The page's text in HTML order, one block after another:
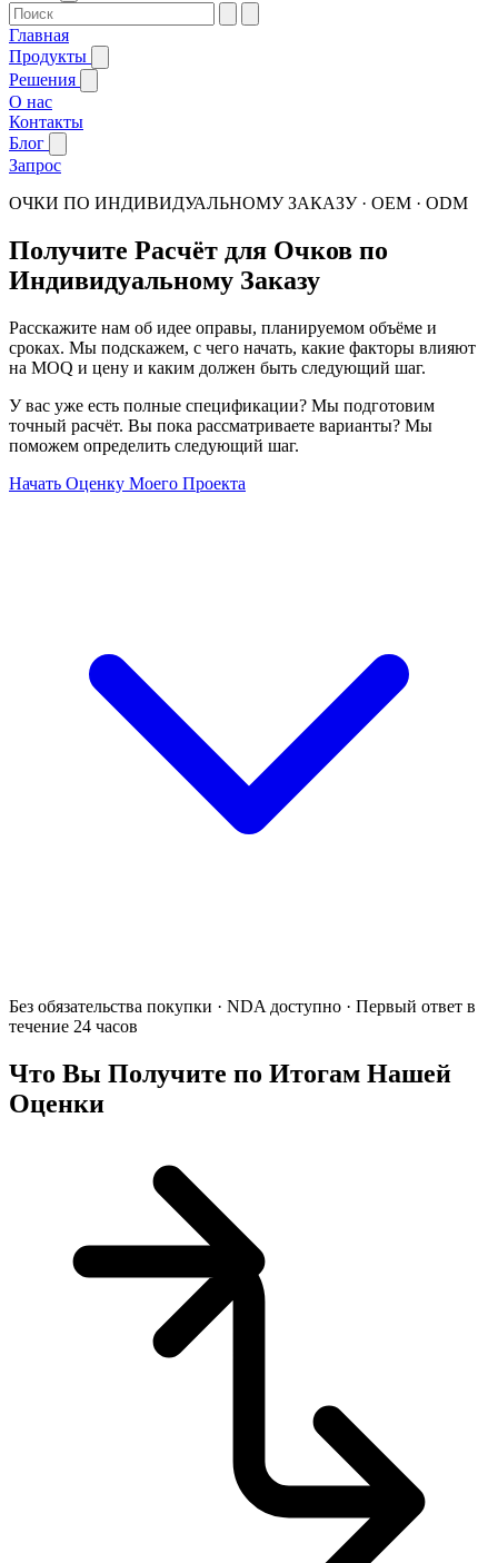
Главная
Продукты
Решения
О нас
Контакты
Блог
Запрос
ОЧКИ ПО ИНДИВИДУАЛЬНОМУ ЗАКАЗУ · OEM · ODM
Получите Расчёт для Очков по
Индивидуальному Заказу
Расскажите нам об идее оправы, планируемом объёме и
сроках. Мы подскажем, с чего начать, какие факторы влияют
на MOQ и цену и каким должен быть следующий шаг.
У вас уже есть полные спецификации? Мы подготовим
точный расчёт. Вы пока рассматриваете варианты? Мы
поможем определить следующий шаг.
Начать Оценку Моего Проекта
Без обязательства покупки · NDA доступно · Первый ответ в
течение 24 часов
Что Вы Получите по Итогам Нашей
Оценки